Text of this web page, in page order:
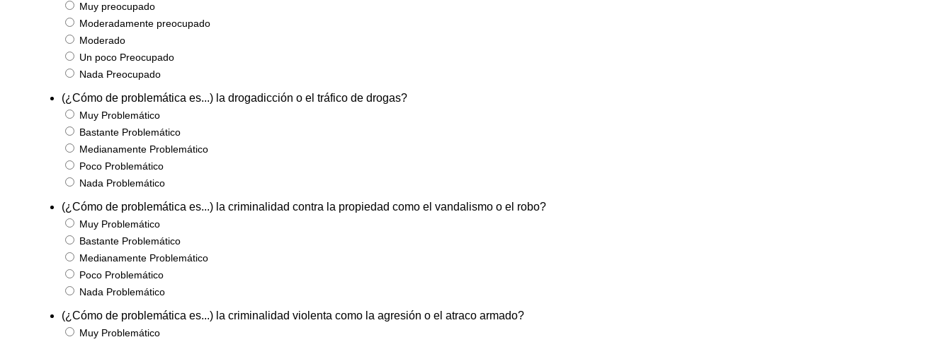
Muy preocupado
Moderadamente preocupado
Moderado
Un poco Preocupado
Nada Preocupado
(¿Cómo de problemática es...) la drogadicción o el tráfico de drogas?
Muy Problemático
Bastante Problemático
Medianamente Problemático
Poco Problemático
Nada Problemático
(¿Cómo de problemática es...) la criminalidad contra la propiedad como el vandalismo o el robo?
Muy Problemático
Bastante Problemático
Medianamente Problemático
Poco Problemático
Nada Problemático
(¿Cómo de problemática es...) la criminalidad violenta como la agresión o el atraco armado?
Muy Problemático